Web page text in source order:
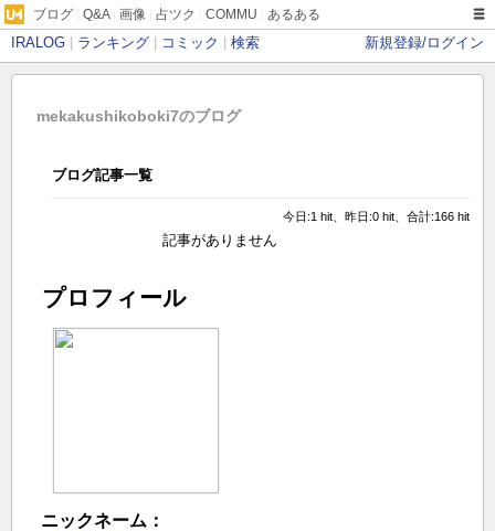
ブログ Q&A| 画像 占ツク COMMU あるある
IRALOG ランキング コミック 検索 新規登録/ログイン
mekakushikoboki7のブログ
ブログ記事一覧
今日:1 hit、昨日:0 hit、合計:166 hit
記事がありません
プロフィール
ニックネーム：